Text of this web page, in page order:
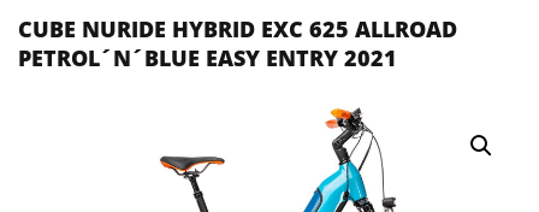
CUBE NURIDE HYBRID EXC 625 ALLROAD
PETROL´N´BLUE EASY ENTRY 2021